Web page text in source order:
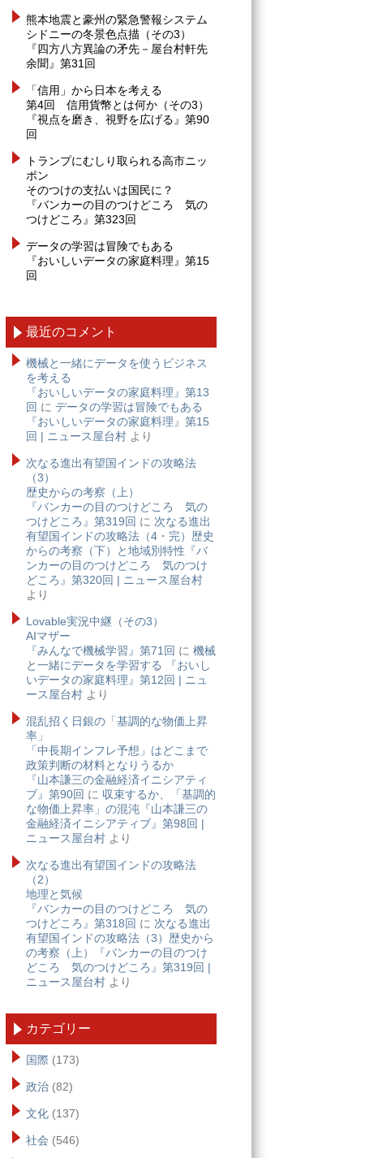
熊本地震と豪州の緊急警報システム
シドニーの冬景色点描（その3）
『四方八方異論の矛先－屋台村軒先
余聞』第31回
「信用」から日本を考える
第4回 信用貨幣とは何か（その3）
『視点を磨き、視野を広げる』第90
回
トランプにむしり取られる高市ニッ
ポン
そのつけの支払いは国民に？
『バンカーの目のつけどころ 気の
つけどころ』第323回
データの学習は冒険でもある
『おいしいデータの家庭料理』第15
回
最近のコメント
機械と一緒にデータを使うビジネス
を考える
『おいしいデータの家庭料理』第13
回 に データの学習は冒険でもある
『おいしいデータの家庭料理』第15
回 | ニュース屋台村 より
次なる進出有望国インドの攻略法
（3）
歴史からの考察（上）
『バンカーの目のつけどころ 気の
つけどころ』第319回 に 次なる進出
有望国インドの攻略法（4・完）歴史
からの考察（下）と地域別特性『バ
ンカーの目のつけどころ 気のつけ
どころ』第320回 | ニュース屋台村
より
Lovable実況中継（その3）
AIマザー
『みんなで機械学習』第71回 に 機械
と一緒にデータを学習する 『おいし
いデータの家庭料理』第12回 | ニュ
ース屋台村 より
混乱招く日銀の「基調的な物価上昇
率」
「中長期インフレ予想」はどこまで
政策判断の材料となりうるか
『山本謙三の金融経済イニシアティ
ブ』第90回 に 収束するか、「基調的
な物価上昇率」の混沌『山本謙三の
金融経済イニシアティブ』第98回 |
ニュース屋台村 より
次なる進出有望国インドの攻略法
（2）
地理と気候
『バンカーの目のつけどころ 気の
つけどころ』第318回 に 次なる進出
有望国インドの攻略法（3）歴史から
の考察（上）『バンカーの目のつけ
どころ 気のつけどころ』第319回 |
ニュース屋台村 より
カテゴリー
国際 (173)
政治 (82)
文化 (137)
社会 (546)